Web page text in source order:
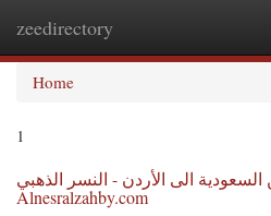
zeedirectory
Home
1
الى الأردن - النسر الذهبي -
Alnesralzahby.com